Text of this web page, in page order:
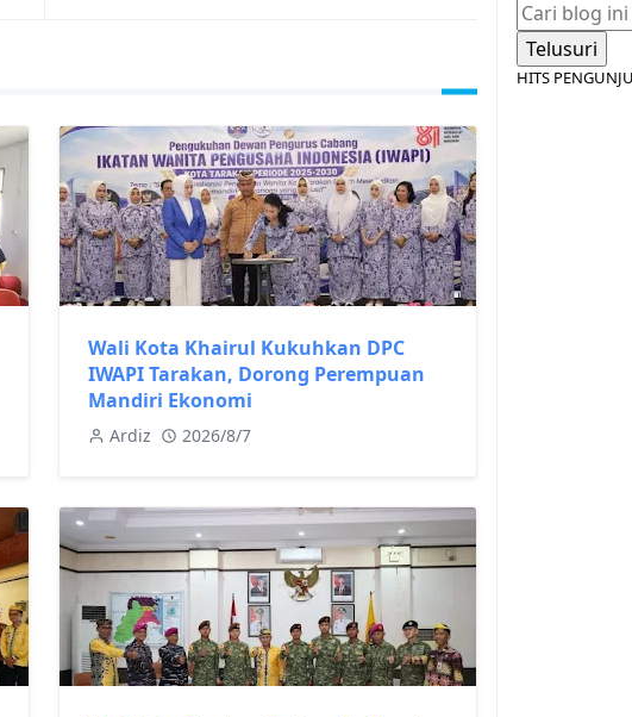
Wali Kota Khairul Kukuhkan DPC
IWAPI Tarakan, Dorong Perempuan
Mandiri Ekonomi
Ardiz 2026/8/7
HITS